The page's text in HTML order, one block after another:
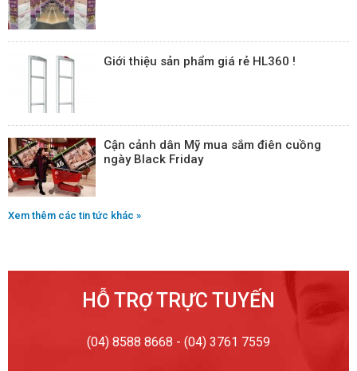
Giới thiệu sản phẩm giá rẻ HL360 !
Cận cảnh dân Mỹ mua sắm điên cuồng
ngày Black Friday
Xem thêm các tin tức khác »
HỖ TRỢ TRỰC TUYẾN
(04) 8588 8668 - (04) 3761 7559